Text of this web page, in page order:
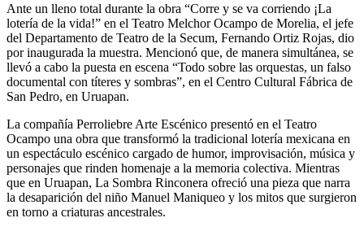
Ante un lleno total durante la obra “Corre y se va corriendo ¡La
lotería de la vida!” en el Teatro Melchor Ocampo de Morelia, el jefe
del Departamento de Teatro de la Secum, Fernando Ortiz Rojas, dio
por inaugurada la muestra. Mencionó que, de manera simultánea, se
llevó a cabo la puesta en escena “Todo sobre las orquestas, un falso
documental con títeres y sombras”, en el Centro Cultural Fábrica de
San Pedro, en Uruapan.
La compañía Perroliebre Arte Escénico presentó en el Teatro
Ocampo una obra que transformó la tradicional lotería mexicana en
un espectáculo escénico cargado de humor, improvisación, música y
personajes que rinden homenaje a la memoria colectiva. Mientras
que en Uruapan, La Sombra Rinconera ofreció una pieza que narra
la desaparición del niño Manuel Maniqueo y los mitos que surgieron
en torno a criaturas ancestrales.